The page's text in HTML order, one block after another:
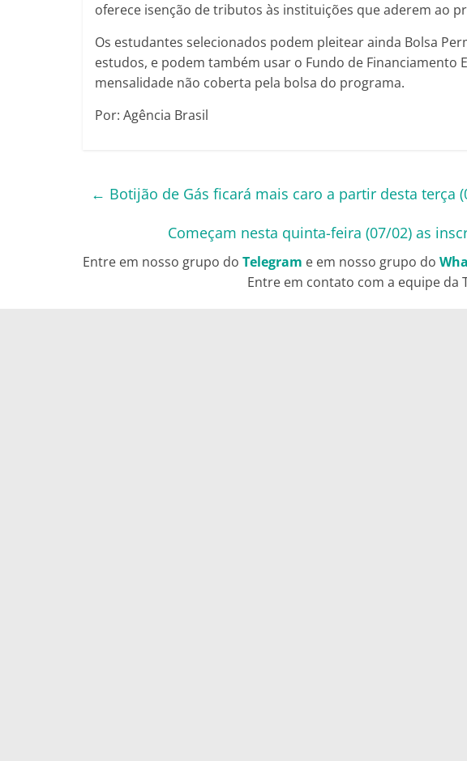
oferece isenção de tributos às instituições que aderem ao
Os estudantes selecionados podem pleitear ainda Bolsa
estudos, e podem também usar o Fundo de Financiamento
mensalidade não coberta pela bolsa do programa.
Por: Agência Brasil
← Botijão de Gás ficará mais caro a partir desta terça
Começam nesta quinta-feira (07/02) as
Entre em nosso grupo do Telegram e em nosso grupo do
Entre em contato com a equipe da